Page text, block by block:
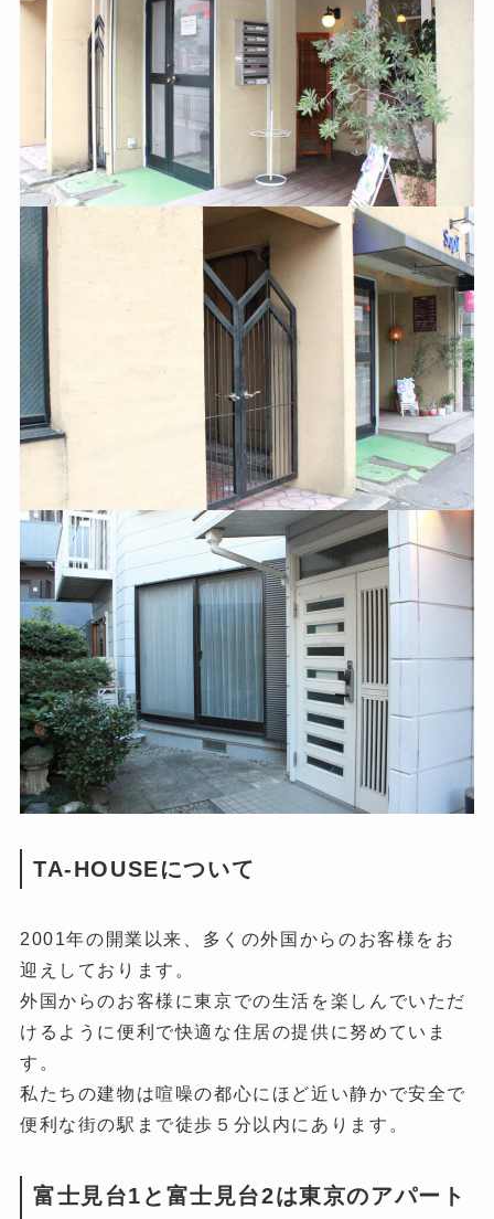
TA-HOUSEについて
2001年の開業以来、多くの外国からのお客様をお
迎えしております。
外国からのお客様に東京での生活を楽しんでいただ
けるように便利で快適な住居の提供に努めていま
す。
私たちの建物は喧噪の都心にほど近い静かで安全で
便利な街の駅まで徒歩５分以内にあります。
富士見台1と富士見台2は東京のアパート